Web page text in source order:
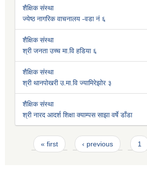
शैक्षिक संस्था
ज्येष्ठ नागरिक वाचनालय -वडा नं ६
शैक्षिक संस्था
श्री जनता उच्च मा.वि हडिया ६
शैक्षिक संस्था
श्री थानपोखरी उ.मा.वि ज्यामिरेझोर ३
शैक्षिक संस्था
श्री नारद आदर्श शिक्षा क्याम्पस साझा वर्षे डाँडा
Pages
« first ‹ previous 1